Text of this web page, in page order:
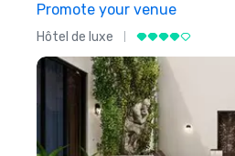
Promote your venue
Hôtel de luxe